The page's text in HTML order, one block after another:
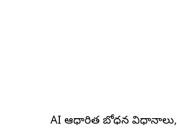
AI ఆధారిత బోధన విధానాలు,